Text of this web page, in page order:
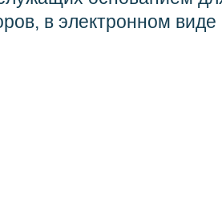
в электронном